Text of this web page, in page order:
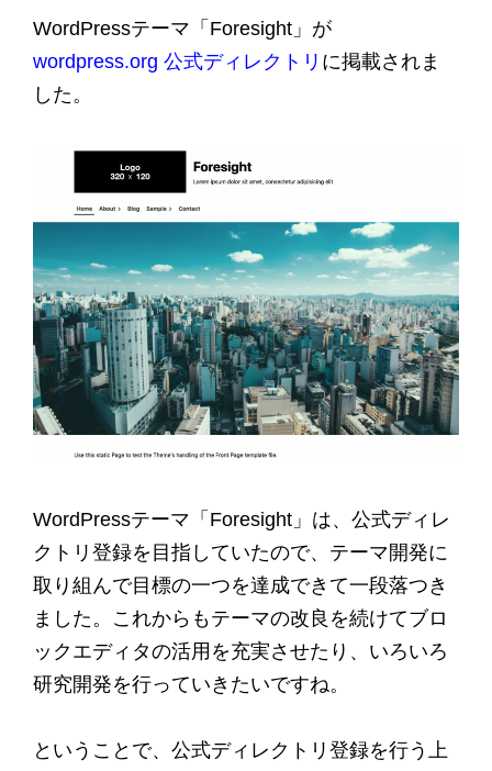
WordPressテーマ「Foresight」が
wordpress.org 公式ディレクトリ に掲載されま
した。
WordPressテーマ「Foresight」は、公式ディレ
クトリ登録を目指していたので、テーマ開発に
取り組んで目標の一つを達成できて一段落つき
ました。これからもテーマの改良を続けてブロ
ックエディタの活用を充実させたり、いろいろ
研究開発を行っていきたいですね。
ということで、公式ディレクトリ登録を行う上